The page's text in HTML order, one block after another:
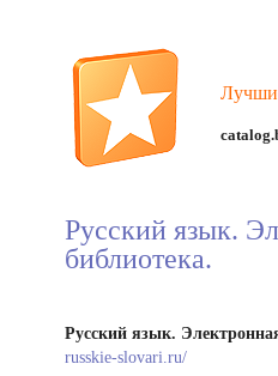
Русский язык.
библиотека.
Русский язык.
russkie-slovari.ru/